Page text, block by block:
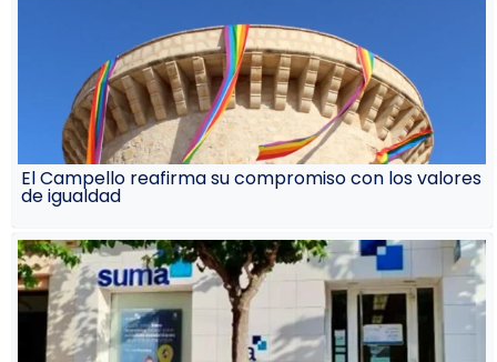
El Campello reafirma su compromiso con los valores
de igualdad